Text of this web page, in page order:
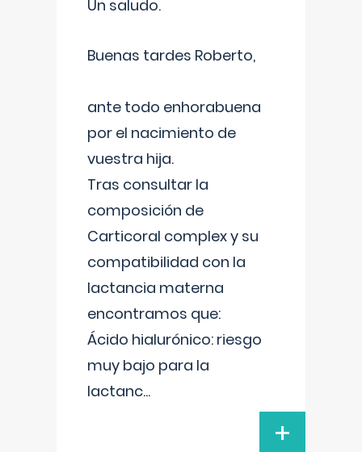
Un saludo.
Buenas tardes Roberto,
ante todo enhorabuena
por el nacimiento de
vuestra hija.
Tras consultar la
composición de
Carticoral complex y su
compatibilidad con la
lactancia materna
encontramos que:
Ácido hialurónico: riesgo
muy bajo para la
lactanc...
+